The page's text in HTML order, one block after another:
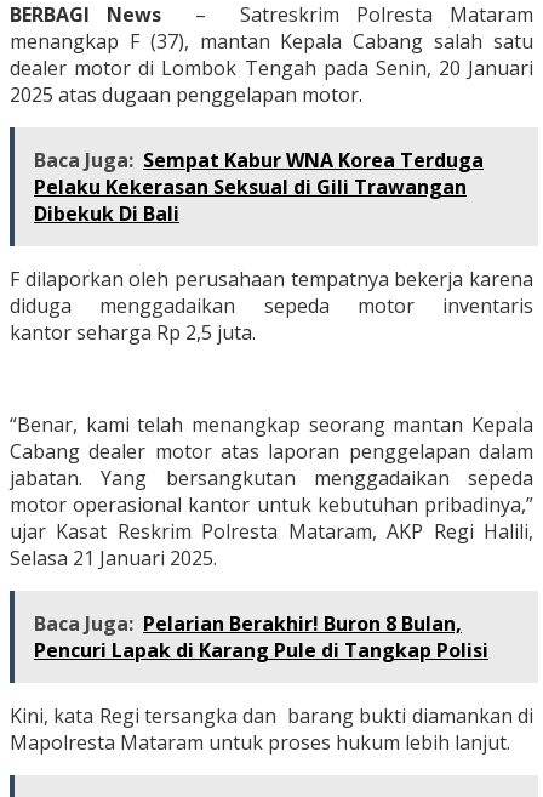
BERBAGI News – Satreskrim Polresta Mataram
menangkap F (37), mantan Kepala Cabang salah satu
dealer motor di Lombok Tengah pada Senin, 20 Januari
2025 atas dugaan penggelapan motor.
Baca Juga: Sempat Kabur WNA Korea Terduga
Pelaku Kekerasan Seksual di Gili Trawangan
Dibekuk Di Bali
F dilaporkan oleh perusahaan tempatnya bekerja karena
diduga menggadaikan sepeda motor inventaris
kantor seharga Rp 2,5 juta.
“Benar, kami telah menangkap seorang mantan Kepala
Cabang dealer motor atas laporan penggelapan dalam
jabatan. Yang bersangkutan menggadaikan sepeda
motor operasional kantor untuk kebutuhan pribadinya,”
ujar Kasat Reskrim Polresta Mataram, AKP Regi Halili,
Selasa 21 Januari 2025.
Baca Juga: Pelarian Berakhir! Buron 8 Bulan,
Pencuri Lapak di Karang Pule di Tangkap Polisi
Kini, kata Regi tersangka dan barang bukti diamankan di
Mapolresta Mataram untuk proses hukum lebih lanjut.